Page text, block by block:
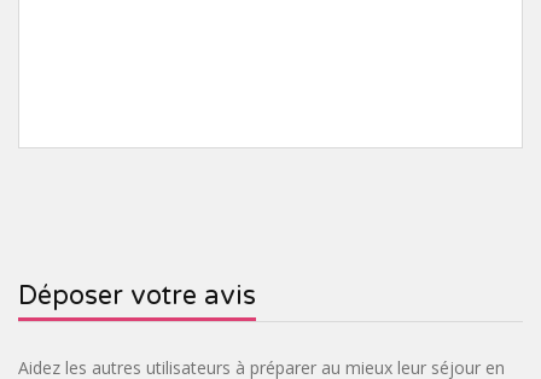
Déposer votre avis
Aidez les autres utilisateurs à préparer au mieux leur séjour en